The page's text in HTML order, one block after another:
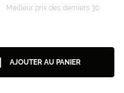
Meilleur prix des derniers 30
AJOUTER AU PANIER